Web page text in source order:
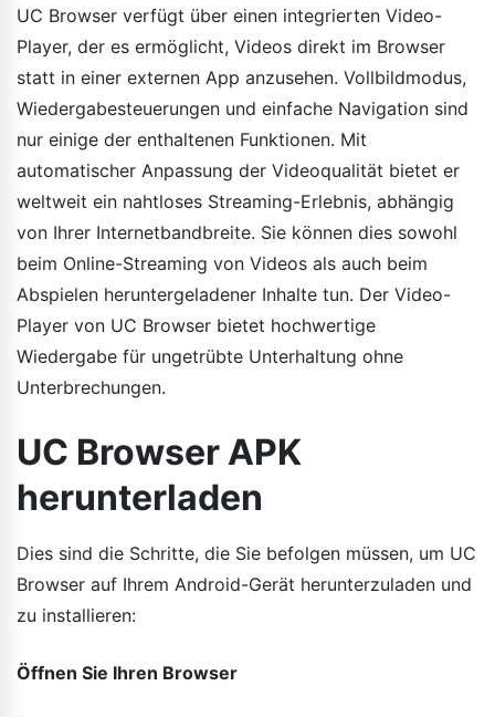
UC Browser verfügt über einen integrierten Video-
Player, der es ermöglicht, Videos direkt im Browser
statt in einer externen App anzusehen. Vollbildmodus,
Wiedergabesteuerungen und einfache Navigation sind
nur einige der enthaltenen Funktionen. Mit
automatischer Anpassung der Videoqualität bietet er
weltweit ein nahtloses Streaming-Erlebnis, abhängig
von Ihrer Internetbandbreite. Sie können dies sowohl
beim Online-Streaming von Videos als auch beim
Abspielen heruntergeladener Inhalte tun. Der Video-
Player von UC Browser bietet hochwertige
Wiedergabe für ungetrübte Unterhaltung ohne
Unterbrechungen.
UC Browser APK
herunterladen
Dies sind die Schritte, die Sie befolgen müssen, um UC
Browser auf Ihrem Android-Gerät herunterzuladen und
zu installieren:
Öffnen Sie Ihren Browser